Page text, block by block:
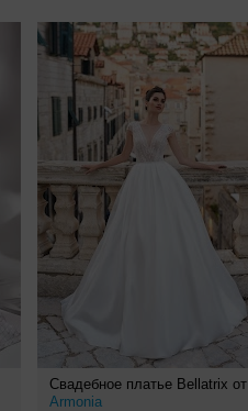
Свадебное платье Bellatrix от
Armonia